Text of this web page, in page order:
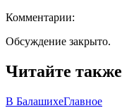
Комментарии:
Обсуждение закрыто.
Читайте также
В БалашихеГлавное